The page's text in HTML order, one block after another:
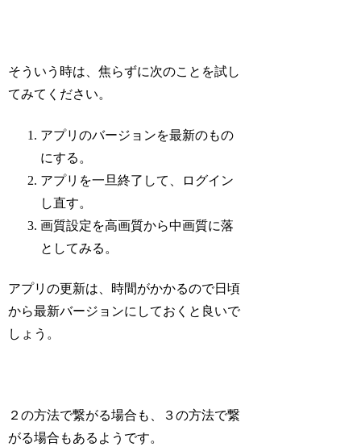
そういう時は、焦らずに次のことを試し
てみてください。
アプリのバージョンを最新のもの
にする。
アプリを一旦終了して、ログイン
し直す。
画質設定を高画質から中画質に落
としてみる。
アプリの更新は、時間がかかるので日頃
から最新バージョンにしておくと良いで
しょう。
２の方法で繋がる場合も、３の方法で繋
がる場合もあるようです。